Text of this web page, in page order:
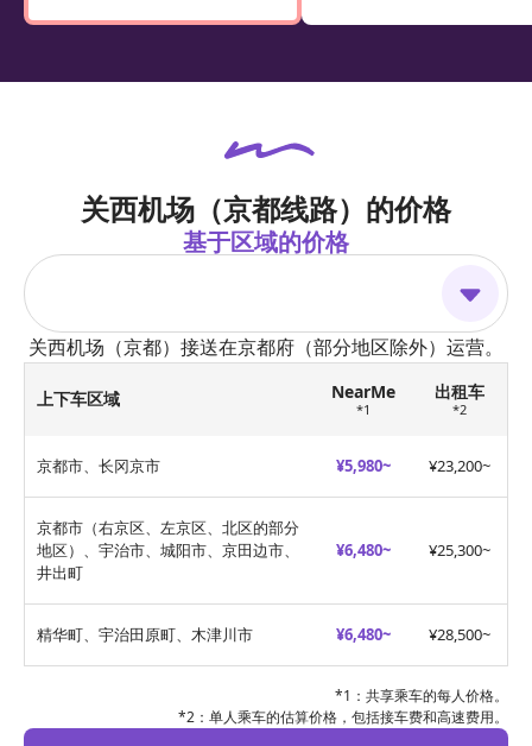
关西机场（京都线路）的价格
基于区域的价格
关西机场（京都）接送在京都府（部分地区除外）运营。
上下车区域 NearMe
*1
出租车
*2
京都市、长冈京市 ¥5,980~ ¥23,200~
京都市（右京区、左京区、北区的部分
地区）、宇治市、城阳市、京田边市、
井出町
¥6,480~ ¥25,300~
精华町、宇治田原町、木津川市 ¥6,480~ ¥28,500~
*1：共享乘车的每人价格。
*2：单人乘车的估算价格，包括接车费和高速费用。